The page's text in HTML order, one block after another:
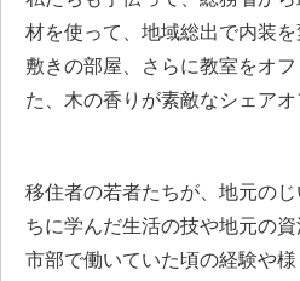
材を使って、地域総出で内装
敷きの部屋、さらに教室をオ
た、木の香りが素敵なシェアオ
移住者の若者たちが、地元の
ちに学んだ生活の技や地元の
市部で働いていた頃の経験や